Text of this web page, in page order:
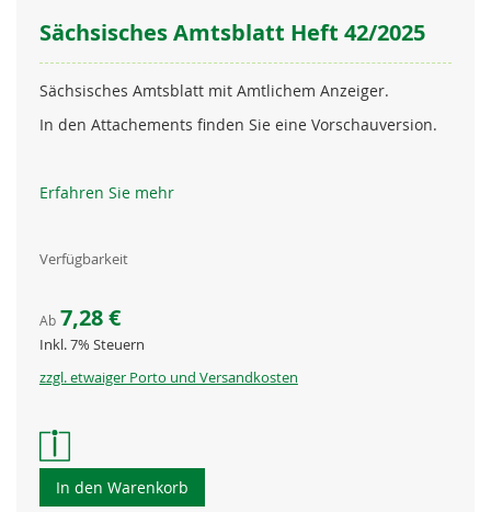
Sächsisches Amtsblatt Heft 42/2025
Sächsisches Amtsblatt mit Amtlichem Anzeiger.
In den Attachements finden Sie eine Vorschauversion.
Erfahren Sie mehr
Verfügbarkeit
Ab 7,28 €
Inkl. 7% Steuern
zzgl. etwaiger Porto und Versandkosten
In den Warenkorb